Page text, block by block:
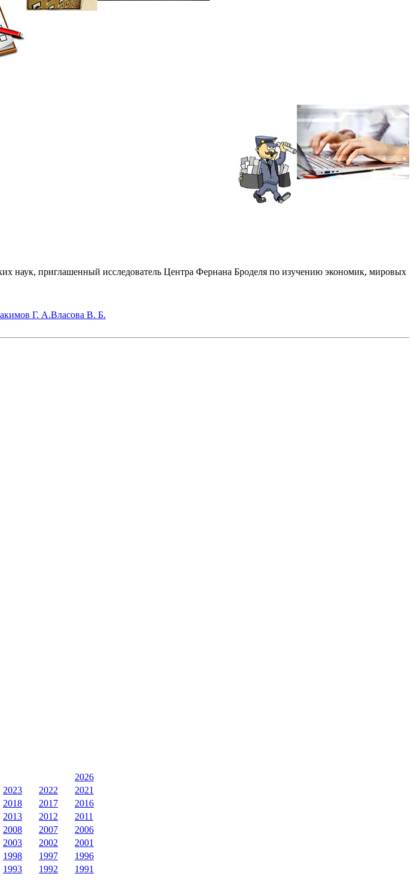
наук, приглашенный исследователь Центра Фернана Броделя по изучению экономик, мировых
Г. А.Власова В. Б.
2026
2023 2022
2021
2018 2017
2016
2013 2012
2011
2008 2007
2006
2003 2002
2001
1998 1997
1996
1993 1992 1991